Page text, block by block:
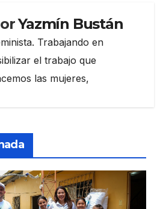
Yazmín Bustán
Trabajando en
el trabajo que
las mujeres,